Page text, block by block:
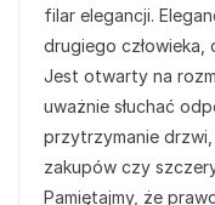
filar elegancji.
drugiego człowieka,
Jest otwarty na
uważnie słuchać
przytrzymanie
zakupów czy
Pamiętajmy, że